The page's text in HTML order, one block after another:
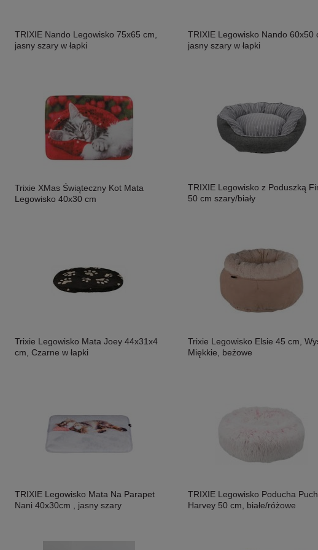
12,60 zł
Nowość!
11,50 zł
TRIXIE Nando Legowisko 75x65 cm,
jasny szary w łapki
TRIXIE Legowisko Nando 60x50
jasny szary w łapki
Trixie XMas Świąteczny Kot Mata
Legowisko 40x30 cm
TRIXIE Legowisko z Poduszką
50 cm szary/biały
Trixie Legowisko Mata Joey 44x31x4
cm, Czarne w łapki
Trixie Legowisko Elsie 45 cm,
Miękkie, beżowe
TRIXIE Legowisko Mata Na Parapet
Nani 40x30cm , jasny szary
TRIXIE Legowisko Poducha
Harvey 50 cm, białe/różowe